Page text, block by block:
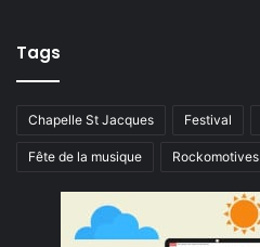
Tags
Chapelle St Jacques Festival
Fête de la musique Rockomotives